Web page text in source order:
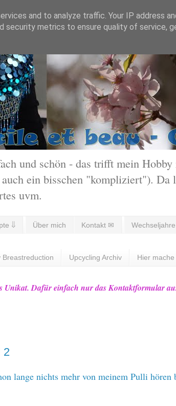
und schön - das trifft mein
ein bisschen "kompliziert").
uvm.
⇓ Über mich Kontakt ✉
Breastreduction Upcycling Archiv Hier
Unikat. Dafür einfach nur das Kontaktformular
2
lange nichts mehr von meinem Pulli hören
and to analyze traffic. Your IP address
security metrics to ensure quality of service,